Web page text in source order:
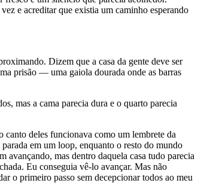
e acreditar que existia um caminho esperando
Dizem que a casa da gente deve ser
prisão — uma gaiola dourada onde as barras
mas a cama parecia dura e o quarto parecia
canto deles funcionava como um lembrete da
em um loop, enquanto o resto do mundo
avançando, mas dentro daquela casa tudo parecia
Eu conseguia vê-lo avançar. Mas não
o primeiro passo sem decepcionar todos ao meu